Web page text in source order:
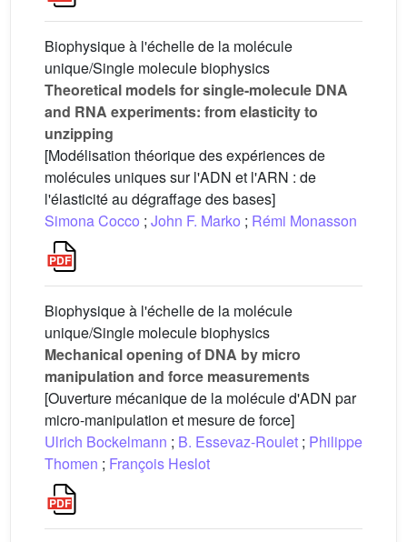
Biophysique à l'échelle de la molécule
unique/Single molecule biophysics
Theoretical models for single-molecule DNA
and RNA experiments: from elasticity to
unzipping
[Modélisation théorique des expériences de
molécules uniques sur l'ADN et l'ARN : de
l'élasticité au dégraffage des bases]
Simona Cocco ; John F. Marko ; Rémi Monasson
Biophysique à l'échelle de la molécule
unique/Single molecule biophysics
Mechanical opening of DNA by micro
manipulation and force measurements
[Ouverture mécanique de la molécule d'ADN par
micro-manipulation et mesure de force]
Ulrich Bockelmann ; B. Essevaz-Roulet ; Philippe
Thomen ; François Heslot